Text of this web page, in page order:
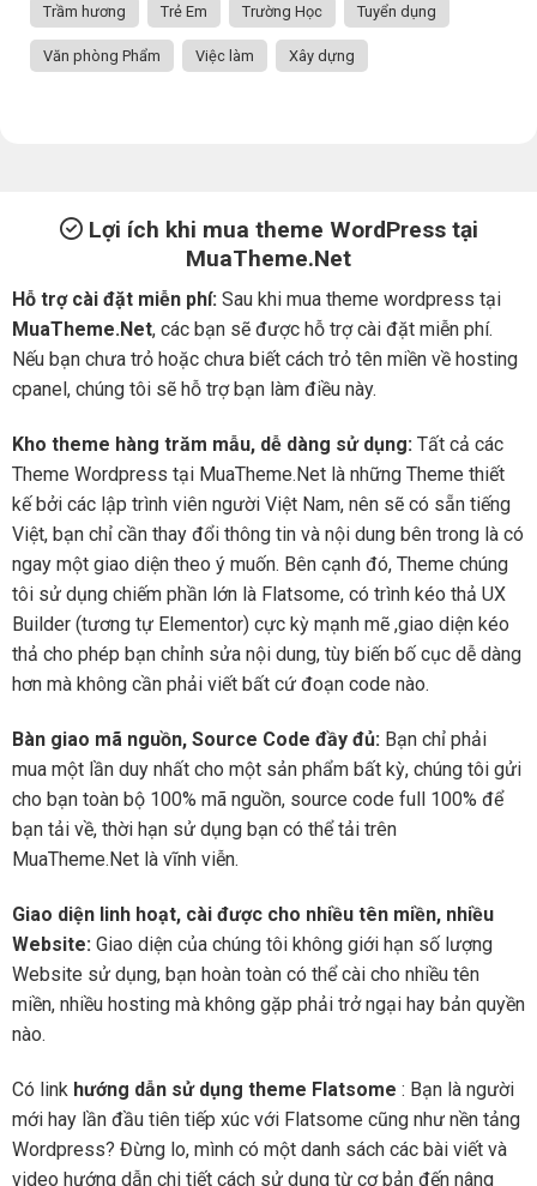
Trầm hương Trẻ Em Trường Học Tuyển dụng
Văn phòng Phẩm Việc làm Xây dựng
Lợi ích khi mua theme WordPress tại
MuaTheme.Net
Hỗ trợ cài đặt miễn phí: Sau khi mua theme wordpress tại
MuaTheme.Net, các bạn sẽ được hỗ trợ cài đặt miễn phí.
Nếu bạn chưa trỏ hoặc chưa biết cách trỏ tên miền về hosting
cpanel, chúng tôi sẽ hỗ trợ bạn làm điều này.
Kho theme hàng trăm mẫu, dễ dàng sử dụng: Tất cả các
Theme Wordpress tại MuaTheme.Net là những Theme thiết
kế bởi các lập trình viên người Việt Nam, nên sẽ có sẵn tiếng
Việt, bạn chỉ cần thay đổi thông tin và nội dung bên trong là có
ngay một giao diện theo ý muốn. Bên cạnh đó, Theme chúng
tôi sử dụng chiếm phần lớn là Flatsome, có trình kéo thả UX
Builder (tương tự Elementor) cực kỳ mạnh mẽ ,giao diện kéo
thả cho phép bạn chỉnh sửa nội dung, tùy biến bố cục dễ dàng
hơn mà không cần phải viết bất cứ đoạn code nào.
Bàn giao mã nguồn, Source Code đầy đủ: Bạn chỉ phải
mua một lần duy nhất cho một sản phẩm bất kỳ, chúng tôi gửi
cho bạn toàn bộ 100% mã nguồn, source code full 100% để
bạn tải về, thời hạn sử dụng bạn có thể tải trên
MuaTheme.Net là vĩnh viễn.
Giao diện linh hoạt, cài được cho nhiều tên miền, nhiều
Website: Giao diện của chúng tôi không giới hạn số lượng
Website sử dụng, bạn hoàn toàn có thể cài cho nhiều tên
miền, nhiều hosting mà không gặp phải trở ngại hay bản quyền
nào.
Có link hướng dẫn sử dụng theme Flatsome : Bạn là người
mới hay lần đầu tiên tiếp xúc với Flatsome cũng như nền tảng
Wordpress? Đừng lo, mình có một danh sách các bài viết và
video hướng dẫn chi tiết cách sử dụng từ cơ bản đến nâng